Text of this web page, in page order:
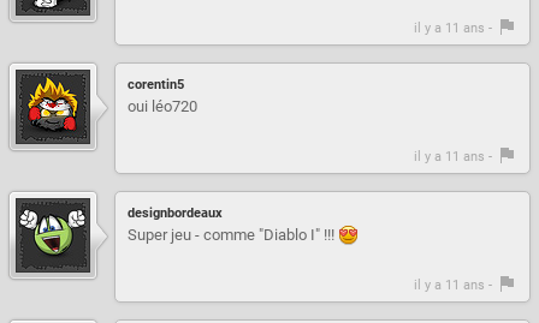
il y a 11 ans -
corentin5
oui léo720
il y a 11 ans -
designbordeaux
Super jeu - comme "Diablo I" !!!
il y a 11 ans -